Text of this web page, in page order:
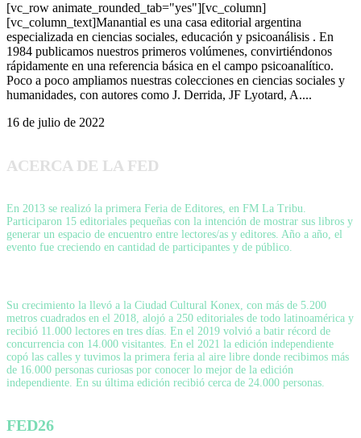
[vc_row animate_rounded_tab="yes"][vc_column]
[vc_column_text]Manantial es una casa editorial argentina
especializada en ciencias sociales, educación y psicoanálisis . En
1984 publicamos nuestros primeros volúmenes, convirtiéndonos
rápidamente en una referencia básica en el campo psicoanalítico.
Poco a poco ampliamos nuestras colecciones en ciencias sociales y
humanidades, con autores como J. Derrida, JF Lyotard, A....
16 de julio de 2022
ACERCA DE LA FED
En 2013 se realizó la primera Feria de Editores, en FM La Tribu.
Participaron 15 editoriales pequeñas con la intención de mostrar sus libros y
generar un espacio de encuentro entre lectores/as y editores. Año a año, el
evento fue creciendo en cantidad de participantes y de público.
Su crecimiento la llevó a la Ciudad Cultural Konex, con más de 5.200
metros cuadrados en el 2018, alojó a 250 editoriales de todo latinoamérica y
recibió 11.000 lectores en tres días. En el 2019 volvió a batir récord de
concurrencia con 14.000 visitantes. En el 2021 la edición independiente
copó las calles y tuvimos la primera feria al aire libre donde recibimos más
de 16.000 personas curiosas por conocer lo mejor de la edición
independiente. En su última edición recibió cerca de 24.000 personas.
FED26